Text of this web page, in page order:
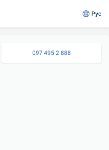
Рус
097 495 2 888